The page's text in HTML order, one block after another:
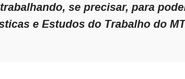
se precisar, para
e Estudos do Trabalho do